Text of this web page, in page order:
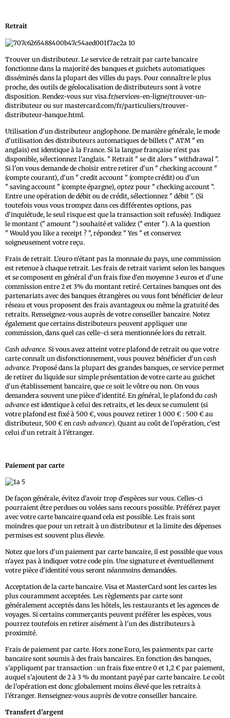
Retrait
Trouver un distributeur. Le service de retrait par carte bancaire
fonctionne dans la majorité des banques et guichets automatiques
disséminés dans la plupart des villes du pays. Pour connaître le plus
proche, des outils de géolocalisation de distributeurs sont à votre
disposition. Rendez-vous sur visa.fr/services-en-ligne/trouver-un-
distributeur ou sur mastercard.com/fr/particuliers/trouver-
distributeur-banque.html.
Utilisation d'un distributeur anglophone. De manière générale, le mode
d'utilisation des distributeurs automatiques de billets (" ATM " en
anglais) est identique à la France. Si la langue française n'est pas
disponible, sélectionnez l'anglais. " Retrait " se dit alors " withdrawal ".
Si l'on vous demande de choisir entre retirer d'un " checking account "
(compte courant), d'un " credit account " (compte crédit) ou d'un
" saving account " (compte épargne), optez pour " checking account ".
Entre une opération de débit ou de crédit, sélectionnez " débit ". (Si
toutefois vous vous trompez dans ces différentes options, pas
d'inquiétude, le seul risque est que la transaction soit refusée). Indiquez
le montant (" amount ") souhaité et validez (" enter "). A la question
" Would you like a receipt ? ", répondez " Yes " et conservez
soigneusement votre reçu.
Frais de retrait. L'euro n'étant pas la monnaie du pays, une commission
est retenue à chaque retrait. Les frais de retrait varient selon les banques
et se composent en général d'un frais fixe d'en moyenne 3 euros et d'une
commission entre 2 et 3% du montant retiré. Certaines banques ont des
partenariats avec des banques étrangères ou vous font bénéficier de leur
réseau et vous proposent des frais avantageux ou même la gratuité des
retraits. Renseignez-vous auprès de votre conseiller bancaire. Notez
également que certains distributeurs peuvent appliquer une
commission, dans quel cas celle-ci sera mentionnée lors du retrait.
Cash advance. Si vous avez atteint votre plafond de retrait ou que votre
carte connaît un disfonctionnement, vous pouvez bénéficier d'un cash
advance. Proposé dans la plupart des grandes banques, ce service permet
de retirer du liquide sur simple présentation de votre carte au guichet
d'un établissement bancaire, que ce soit le vôtre ou non. On vous
demandera souvent une pièce d'identité. En général, le plafond du cash
advance est identique à celui des retraits, et les deux se cumulent (si
votre plafond est fixé à 500 €, vous pouvez retirer 1 000 € : 500 € au
distributeur, 500 € en cash advance). Quant au coût de l'opération, c'est
celui d'un retrait à l'étranger.
Paiement par carte
De façon générale, évitez d'avoir trop d'espèces sur vous. Celles-ci
pourraient être perdues ou volées sans recours possible. Préférez payer
avec votre carte bancaire quand cela est possible. Les frais sont
moindres que pour un retrait à un distributeur et la limite des dépenses
permises est souvent plus élevée.
Notez que lors d'un paiement par carte bancaire, il est possible que vous
n'ayez pas à indiquer votre code pin. Une signature et éventuellement
votre pièce d'identité vous seront néanmoins demandées.
Acceptation de la carte bancaire. Visa et MasterCard sont les cartes les
plus couramment acceptées. Les règlements par carte sont
généralement acceptés dans les hôtels, les restaurants et les agences de
voyages. Si certains commerçants peuvent préférer les espèces, vous
pourrez toutefois en retirer aisément à l'un des distributeurs à
proximité.
Frais de paiement par carte. Hors zone Euro, les paiements par carte
bancaire sont soumis à des frais bancaires. En fonction des banques,
s'appliquent par transaction : un frais fixe entre 0 et 1,2 € par paiement,
auquel s'ajoutent de 2 à 3 % du montant payé par carte bancaire. Le coût
de l'opération est donc globalement moins élevé que les retraits à
l'étranger. Renseignez-vous auprès de votre conseiller bancaire.
Transfert d'argent